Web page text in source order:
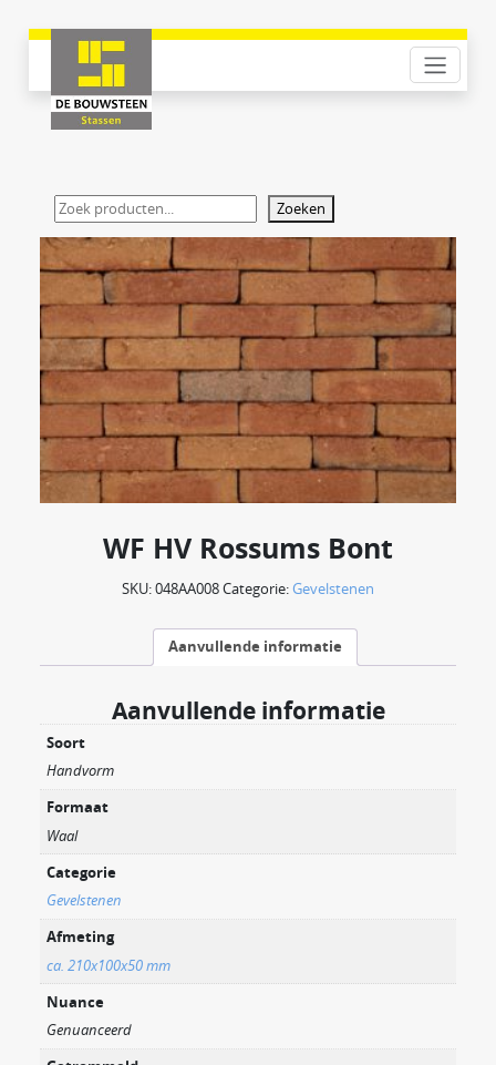
Zoeken
WF HV Rossums Bont
SKU:048AA008Categorie:Gevelstenen
Aanvullende informatie
Aanvullende informatie
Soort
Handvorm
Formaat
Waal
Categorie
Gevelstenen
Afmeting
ca. 210x100x50 mm
Nuance
Genuanceerd